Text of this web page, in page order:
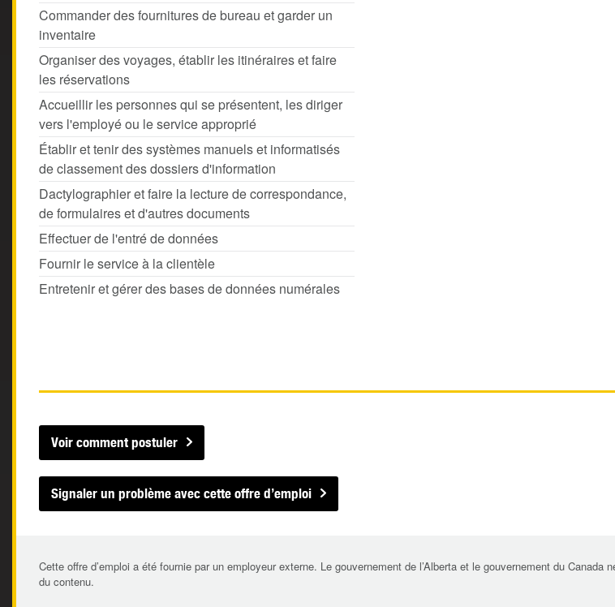
Commander des fournitures de bureau et garder un
inventaire
Organiser des voyages, établir les itinéraires et faire
les réservations
Accueillir les personnes qui se présentent, les diriger
vers l'employé ou le service approprié
Établir et tenir des systèmes manuels et informatisés
de classement des dossiers d'information
Dactylographier et faire la lecture de correspondance,
de formulaires et d'autres documents
Effectuer de l'entré de données
Fournir le service à la clientèle
Entretenir et gérer des bases de données numérales
Voir comment postuler
Signaler un problème avec cette offre d’emploi
Cette offre d’emploi a été fournie par un employeur externe. Le gouvernement de l’Alberta et le gouvernement du
du contenu.